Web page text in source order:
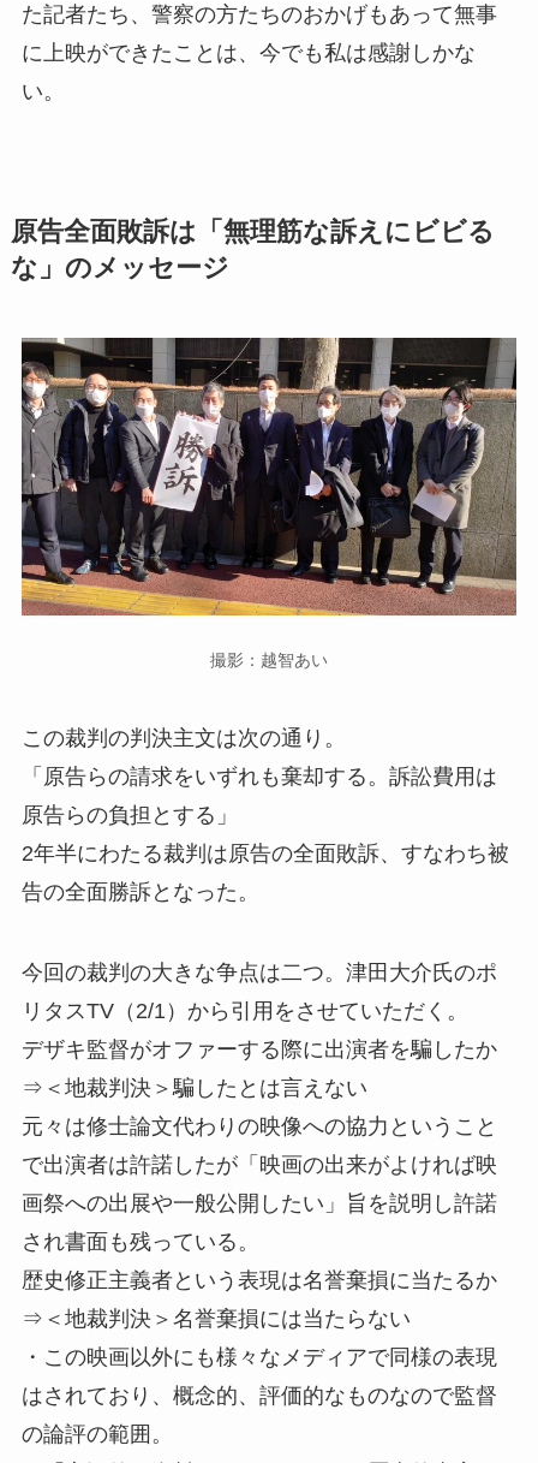
た記者たち、警察の方たちのおかげもあって無事
に上映ができたことは、今でも私は感謝しかな
い。
原告全面敗訴は「無理筋な訴えにビビる
な」のメッセージ
撮影：越智あい
この裁判の判決主文は次の通り。
「原告らの請求をいずれも棄却する。訴訟費用は
原告らの負担とする」
2年半にわたる裁判は原告の全面敗訴、すなわち被
告の全面勝訴となった。
今回の裁判の大きな争点は二つ。津田大介氏のポ
リタスTV（2/1）から引用をさせていただく。
デザキ監督がオファーする際に出演者を騙したか
⇒＜地裁判決＞騙したとは言えない
元々は修士論文代わりの映像への協力ということ
で出演者は許諾したが「映画の出来がよければ映
画祭への出展や一般公開したい」旨を説明し許諾
され書面も残っている。
歴史修正主義者という表現は名誉棄損に当たるか
⇒＜地裁判決＞名誉棄損には当たらない
・この映画以外にも様々なメディアで同様の表現
はされており、概念的、評価的なものなので監督
の論評の範囲。